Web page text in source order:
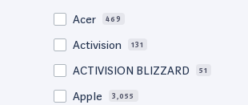
Acer 469
Activision 131
ACTIVISION BLIZZARD 51
Apple 3,055